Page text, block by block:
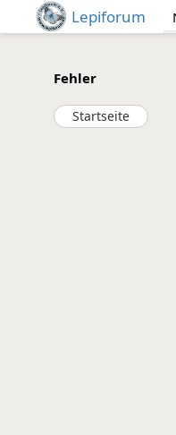
Lepiforum
Fehler
Startseite